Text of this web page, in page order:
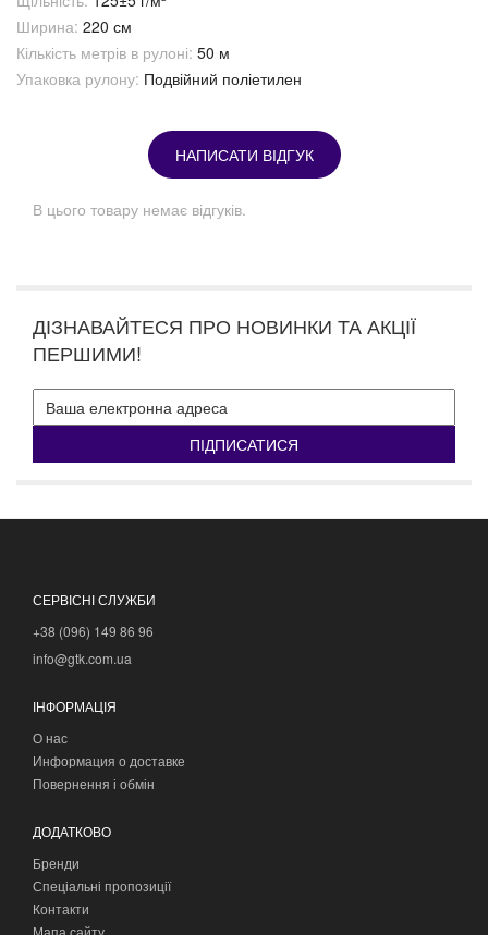
Ширина: 220 см
Кількість метрів в рулоні: 50 м
Упаковка рулону: Подвійний поліетилен
НАПИСАТИ ВІДГУК
В цього товару немає відгуків.
ДІЗНАВАЙТЕСЯ ПРО НОВИНКИ ТА АКЦІЇ
ПЕРШИМИ!
ПІДПИСАТИСЯ
СЕРВІСНІ СЛУЖБИ
+38 (096) 149 86 96
info@gtk.com.ua
ІНФОРМАЦІЯ
О нас
Информация о доставке
Повернення і обмін
ДОДАТКОВО
Бренди
Спеціальні пропозиції
Контакти